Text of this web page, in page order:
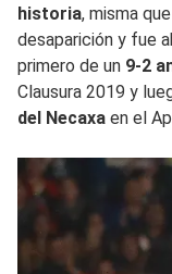
historia, misma
desaparición y fue
primero de un 9-2
Clausura 2019 y
del Necaxa en el